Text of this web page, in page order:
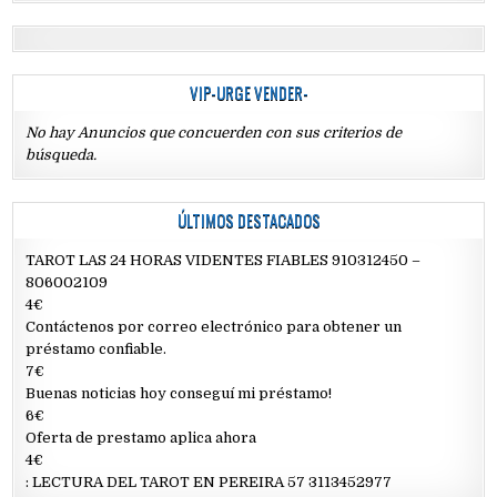
VIP-URGE VENDER-
No hay Anuncios que concuerden con sus criterios de
búsqueda.
ÚLTIMOS DESTACADOS
TAROT LAS 24 HORAS VIDENTES FIABLES 910312450 –
806002109
4€
Contáctenos por correo electrónico para obtener un
préstamo confiable.
7€
Buenas noticias hoy conseguí mi préstamo!
6€
Oferta de prestamo aplica ahora
4€
: LECTURA DEL TAROT EN PEREIRA 57 3113452977